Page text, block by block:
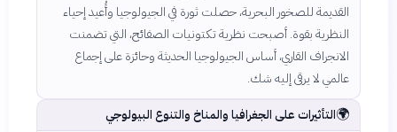
القديمة للصخور البحرية، حصلت ثورة في الجيولوجيا وأُعيد إحياء
النظرية بقوة. أصبحت نظرية تكتونيات الصفائح، التي تضمنت
الانجراف القاري، أساس الجيولوجيا الحديثة وحائزة على إجماع
عالمي لا يرقى إليه شك.
🌍التأثيرات على الجغرافيا والمناخ والتنوع البيولوجي